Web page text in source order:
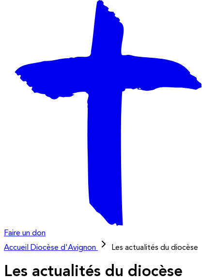
Faire un don
Accueil
Diocèse d'Avignon Les actualités du diocèse
Les actualités du diocèse